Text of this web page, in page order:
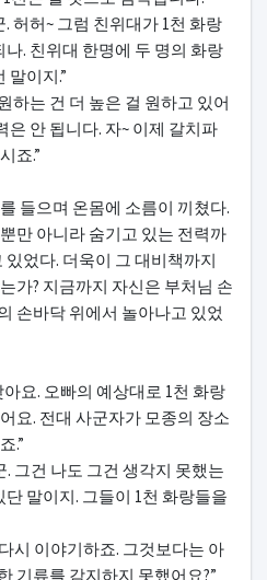
허허~ 그럼 친위대가 1천 화랑
. 친위대 한명에 두 명의 화랑
말이지.”
하는 건 더 높은 걸 원하고 있어
은 안 됩니다. 자~ 이제 갈치파
죠.”
들으며 온몸에 소름이 끼쳤다.
만 아니라 숨기고 있는 전력까
었다. 더욱이 그 대비책까지
가? 지금까지 자신은 부처님 손
손바닥 위에서 놀아나고 있었
요. 오빠의 예상대로 1천 화랑
요. 전대 사군자가 모종의 장소
.”
. 그건 나도 그건 생각지 못했는
단 말이지. 그들이 1천 화랑들을
시 이야기하죠. 그것보다는 아
기류를 감지하지 못했어요?”